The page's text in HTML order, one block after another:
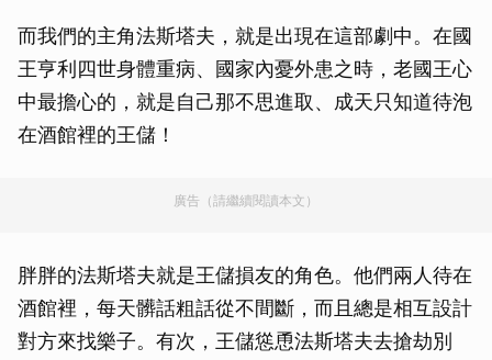
而我們的主角法斯塔夫，就是出現在這部劇中。在國
王亨利四世身體重病、國家內憂外患之時，老國王心
中最擔心的，就是自己那不思進取、成天只知道待泡
在酒館裡的王儲！
廣告（請繼續閱讀本文）
胖胖的法斯塔夫就是王儲損友的角色。他們兩人待在
酒館裡，每天髒話粗話從不間斷，而且總是相互設計
對方來找樂子。有次，王儲慫恿法斯塔夫去搶劫別